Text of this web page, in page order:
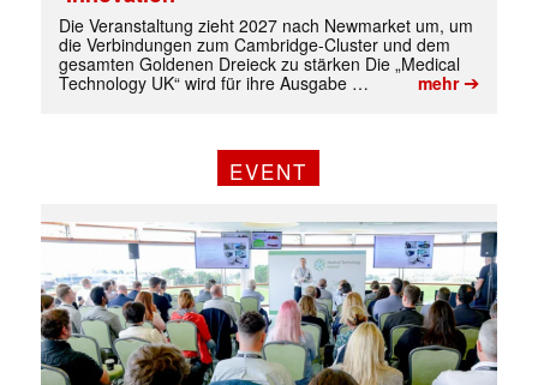
Die Veranstaltung zieht 2027 nach Newmarket um, um
die Verbindungen zum Cambridge-Cluster und dem
gesamten Goldenen Dreieck zu stärken Die „Medical
Technology UK“ wird für ihre Ausgabe …
mehr➔
EVENT